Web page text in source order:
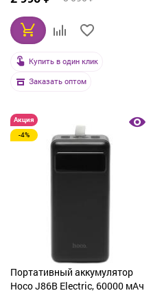
mAh 22.5W
Купить в один клик
Заказать оптом
Акция
-4%
Портативный аккумулятор
Hoco J86B Electric, 60000 мАч